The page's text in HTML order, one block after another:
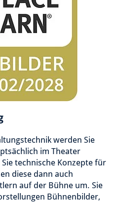
werden Sie
im Theater
technische Konzepte für
diese dann auch
auf der Bühne um. Sie
Bühnenbilder,